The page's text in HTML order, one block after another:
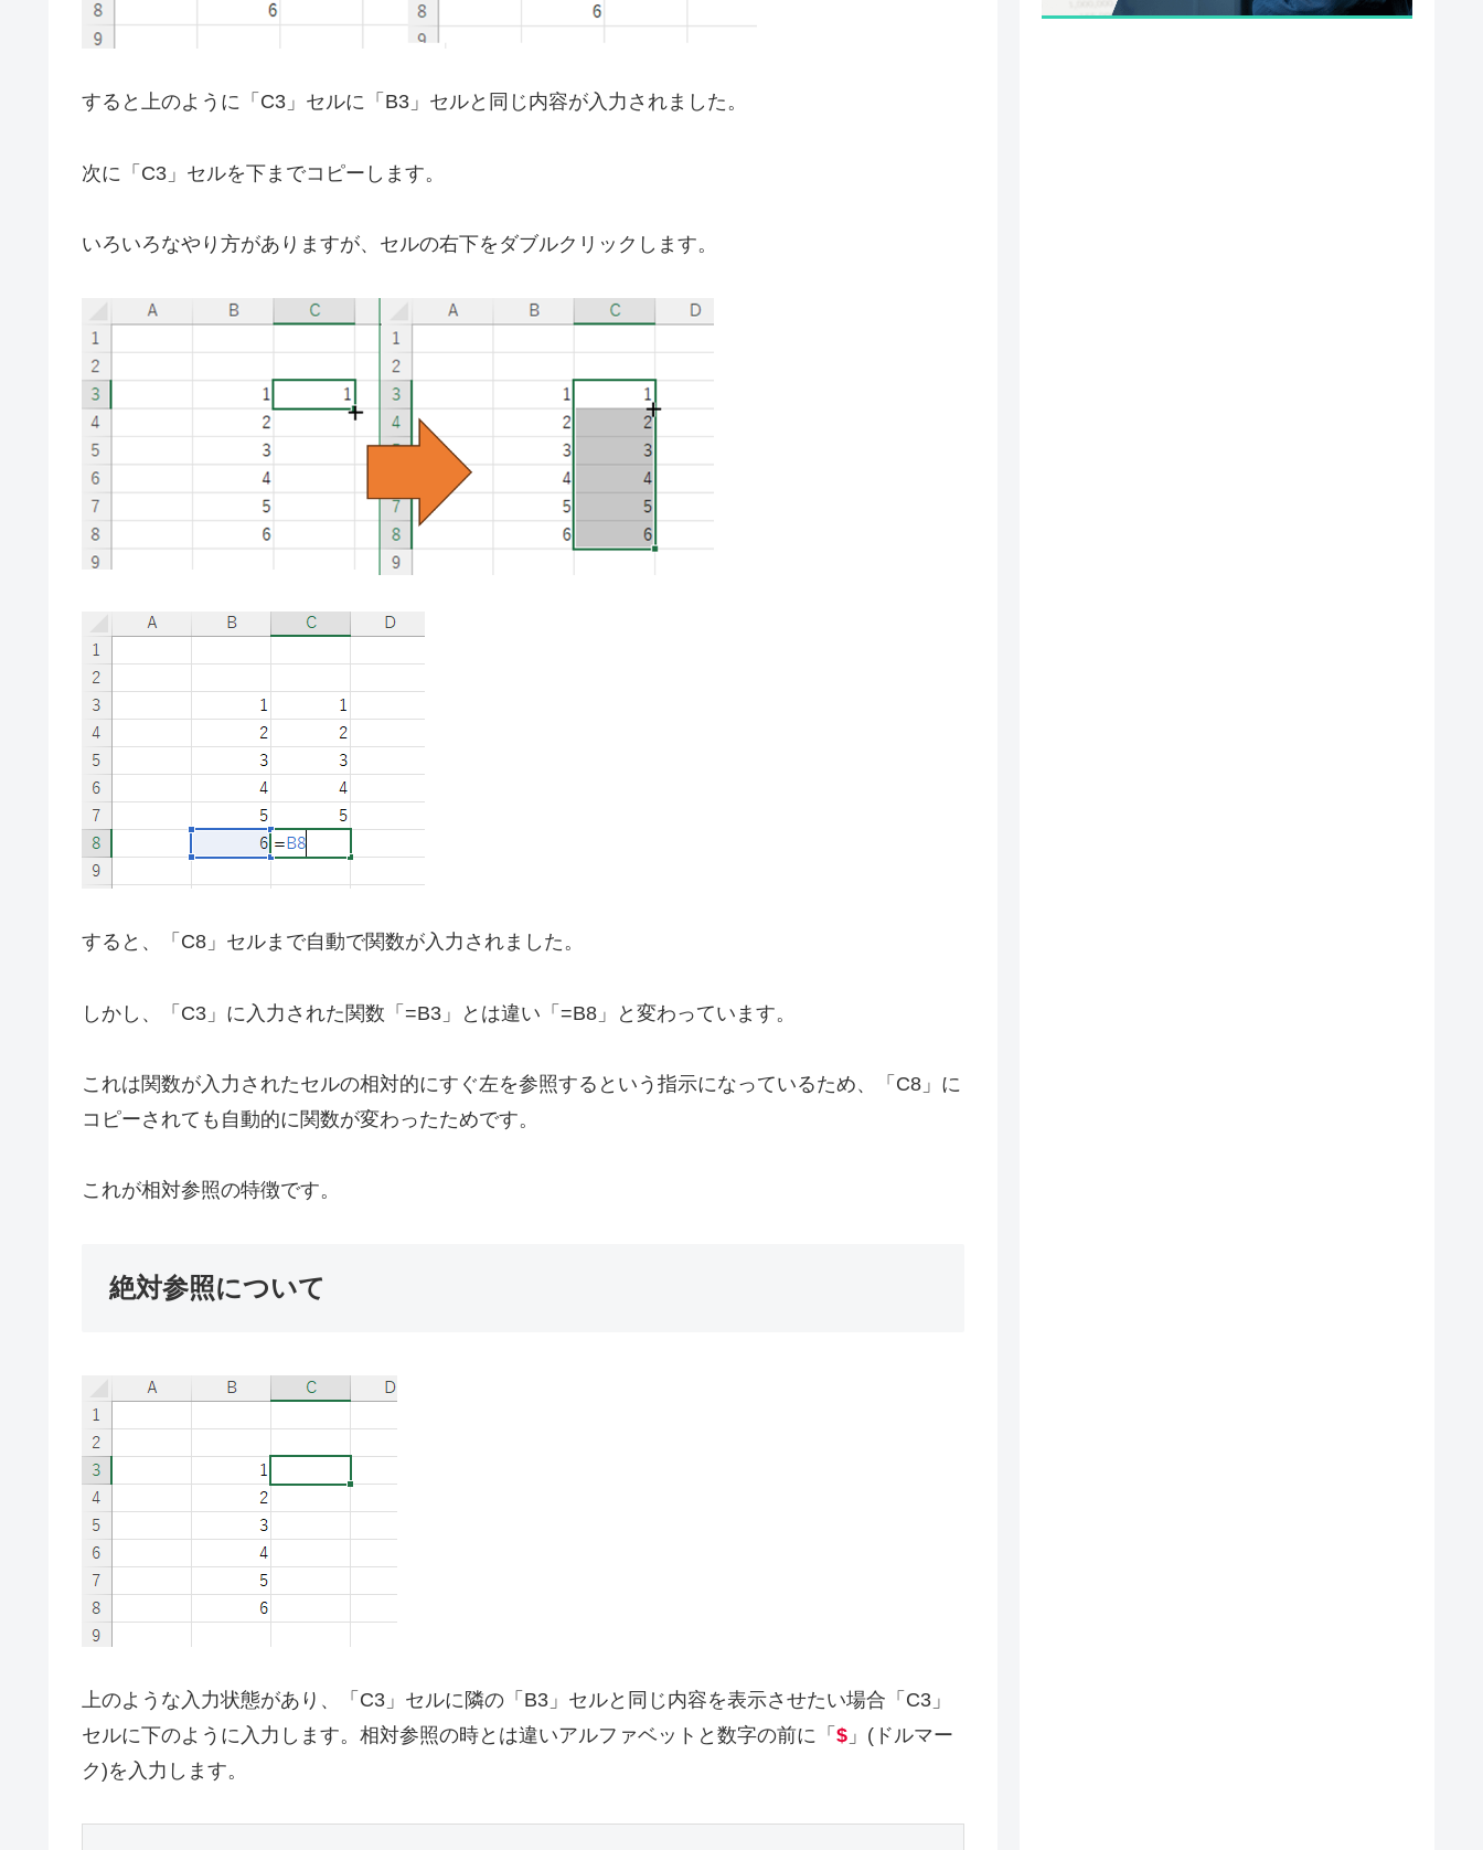
すると上のように「C3」セルに「B3」セルと同じ内容が入力されました。
次に「C3」セルを下までコピーします。
いろいろなやり方がありますが、セルの右下をダブルクリックします。
すると、「C8」セルまで自動で関数が入力されました。
しかし、「C3」に入力された関数「=B3」とは違い「=B8」と変わっています。
これは関数が入力されたセルの相対的にすぐ左を参照するという指示になっているため、「C8」に
コピーされても自動的に関数が変わったためです。
これが相対参照の特徴です。
絶対参照について
上のような入力状態があり、「C3」セルに隣の「B3」セルと同じ内容を表示させたい場合「C3」
セルに下のように入力します。相対参照の時とは違いアルファベットと数字の前に「 $ 」(ドルマー
ク)を入力します。